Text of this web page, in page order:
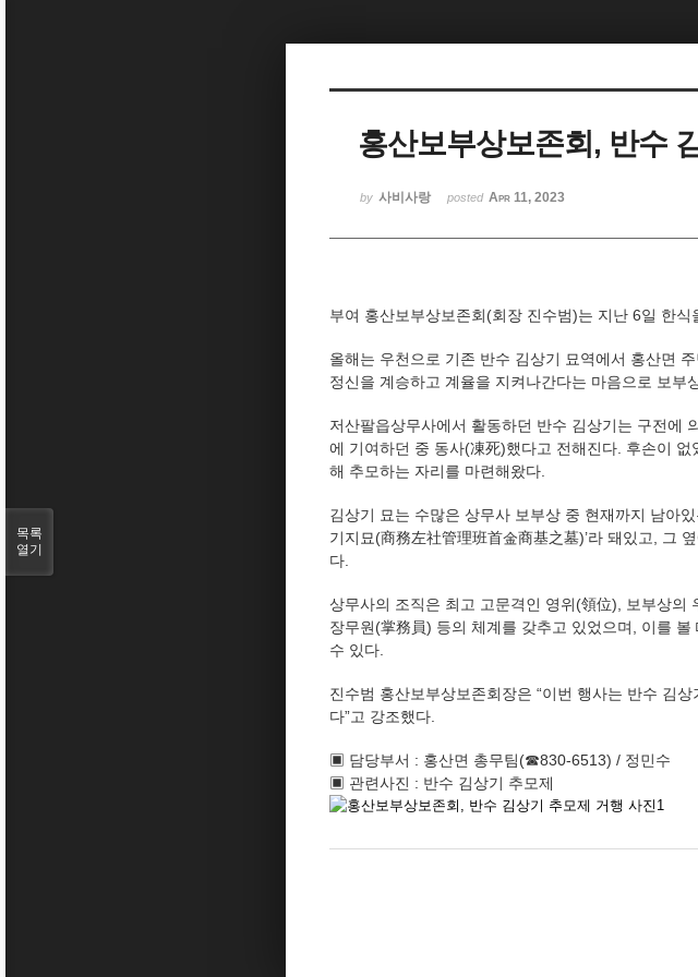
홍산보부상보존회, 반수
by 사비사랑 posted Apr 11, 2023
부여 홍산보부상보존회(회장 진수범)는 지난 6일 한
올해는 우천으로 기존 반수 김상기 묘역에서 홍산면
정신을 계승하고 계율을 지켜나간다는 마음으로 보부
저산팔읍상무사에서 활동하던 반수 김상기는 구전에
에 기여하던 중 동사(凍死)했다고 전해진다. 후손이
해 추모하는 자리를 마련해왔다.
김상기 묘는 수많은 상무사 보부상 중 현재까지 남아
기지묘(商務左社管理班首金商基之墓)’라 돼있고, 그
다.
상무사의 조직은 최고 고문격인 영위(領位), 보부상의
장무원(掌務員) 등의 체계를 갖추고 있었으며, 이를
수 있다.
진수범 홍산보부상보존회장은 “이번 행사는 반수 김
다”고 강조했다.
▣ 담당부서 : 홍산면 총무팀(☎830-6513) / 정민수
▣ 관련사진 : 반수 김상기 추모제
목록
열기
Sketchbook5, 스케치북5
Sketchbook5, 스케치북5